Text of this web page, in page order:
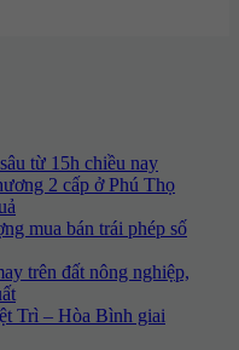
từ 15h chiều nay
2 cấp ở Phú Thọ
mua bán trái phép số
trên đất nông nghiệp,
Trì – Hòa Bình giai